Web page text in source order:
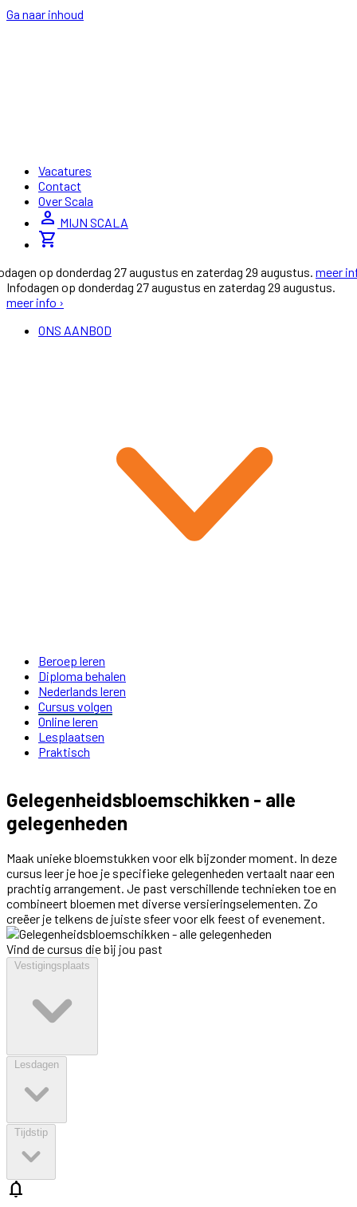
Ga naar inhoud
Vacatures
Contact
Over Scala
person MIJN SCALA
shopping_cart
op donderdag 27 augustus en zaterdag 29 augustus. meer
Infodagen op donderdag 27 augustus en zaterdag 29 augustus.
meer info ›
ONS AANBOD
Beroep leren
Diploma behalen
Nederlands leren
Cursus volgen
Online leren
Lesplaatsen
Praktisch
Gelegenheidsbloemschikken - alle
gelegenheden
Maak unieke bloemstukken voor elk bijzonder moment. In deze
cursus leer je hoe je specifieke gelegenheden vertaalt naar een
prachtig arrangement. Je past verschillende technieken toe en
combineert bloemen met diverse versieringselementen. Zo
creëer je telkens de juiste sfeer voor elk feest of evenement.
Vind de cursus die bij jou past
Vestigingsplaats
Lesdagen
Tijdstip
notifications